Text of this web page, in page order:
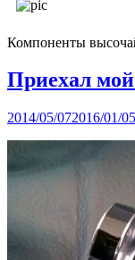
Компоненты
Приехал
2014/05/072016/01/05